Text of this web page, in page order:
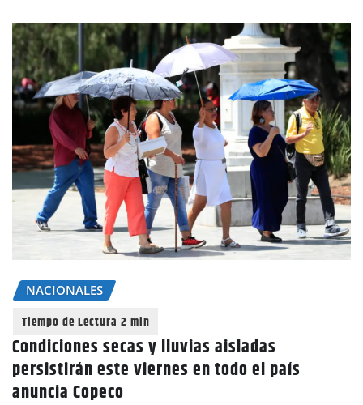
NACIONALES
Condiciones secas y lluvias aisladas
persistirán este viernes en todo el país
anuncia Copeco